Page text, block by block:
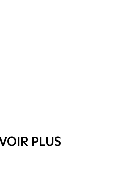
PLUS